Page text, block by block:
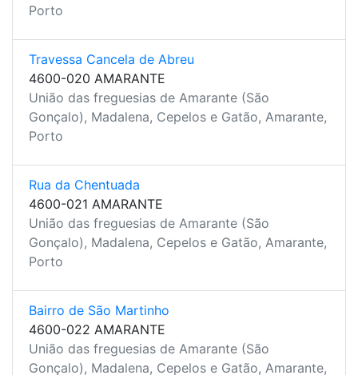
Porto
Travessa Cancela de Abreu
4600-020 AMARANTE
União das freguesias de Amarante (São
Gonçalo), Madalena, Cepelos e Gatão, Amarante,
Porto
Rua da Chentuada
4600-021 AMARANTE
União das freguesias de Amarante (São
Gonçalo), Madalena, Cepelos e Gatão, Amarante,
Porto
Bairro de São Martinho
4600-022 AMARANTE
União das freguesias de Amarante (São
Gonçalo), Madalena, Cepelos e Gatão, Amarante,